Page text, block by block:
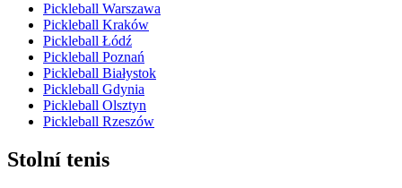
Pickleball Warszawa
Pickleball Kraków
Pickleball Łódź
Pickleball Poznań
Pickleball Białystok
Pickleball Gdynia
Pickleball Olsztyn
Pickleball Rzeszów
Stolní tenis